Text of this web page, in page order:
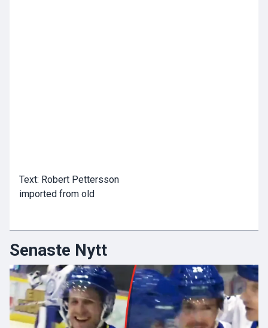
Text: Robert Pettersson
imported from old
Senaste Nytt